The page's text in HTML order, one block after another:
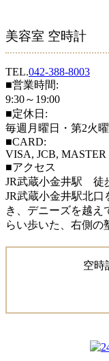
美容室 空時計
TEL.042-388-8003
■営業時間:
9:30～19:00
■定休日:
毎週月曜日・第2火曜
■CARD:
VISA, JCB, MASTER
■アクセス
JR武蔵小金井駅 徒
JR武蔵小金井駅北
き、デニーズを越え
らい歩いた、右側の
空時